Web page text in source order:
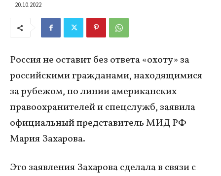
20.10.2022
Россия не оставит без ответа «охоту» за
российскими гражданами, находящимися
за рубежом, по линии американских
правоохранителей и спецслужб, заявила
официальный представитель МИД РФ
Мария Захарова.
Это заявления Захарова сделала в связи с